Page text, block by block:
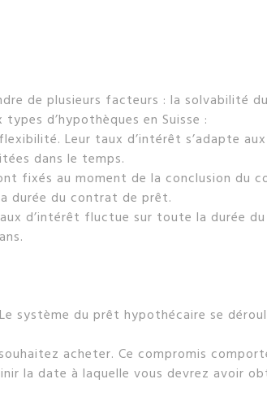
de plusieurs facteurs : la solvabilité
d’hypothèques en Suisse :
Leur taux d’intérêt s’adapte
dans le temps.
fixés au moment de la conclusion du
durée du contrat de prêt.
d’intérêt fluctue sur toute la durée
système du prêt hypothécaire se
acheter. Ce compromis
la date à laquelle vous devrez avoir